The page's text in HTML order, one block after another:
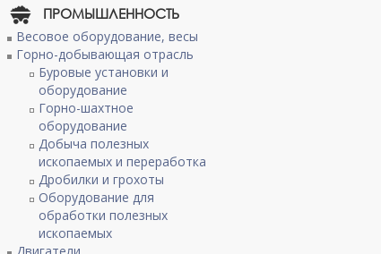
ПРОМЫШЛЕННОСТЬ
Весовое оборудование, весы
Горно-добывающая отрасль
Буровые установки и
оборудование
Горно-шахтное
оборудование
Добыча полезных
ископаемых и переработка
Дробилки и грохоты
Оборудование для
обработки полезных
ископаемых